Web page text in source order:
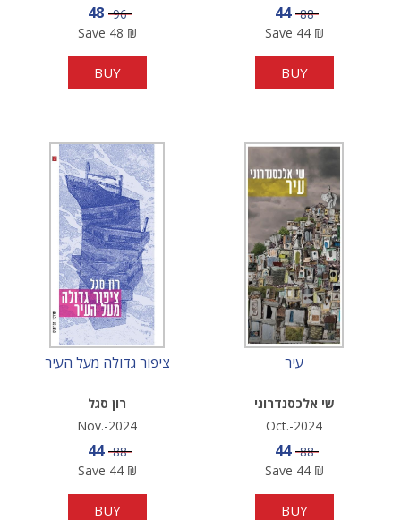
Sale price
48 Price
96
Save 48 ₪
BUY
Sale price
44 Price
88
Save 44₪
BUY
ציפור גדולה מעל העיר
רון סגל
Nov.-2024
Sale price
44 Price
88
Save 44₪
BUY
עיר
שי אלכסנדרוני
Oct.-2024
Sale price
44 Price
88
Save 44₪
BUY